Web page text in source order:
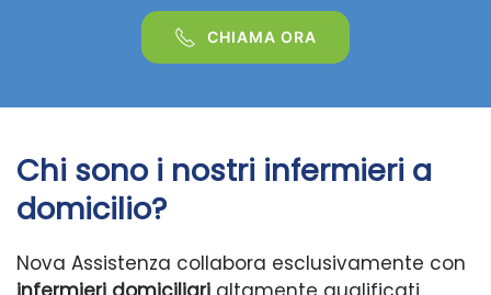
CHIAMA ORA
Chi sono i nostri infermieri a
domicilio?
Nova Assistenza collabora esclusivamente con